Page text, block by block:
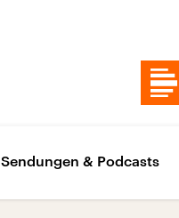
Sendungen & Podcasts